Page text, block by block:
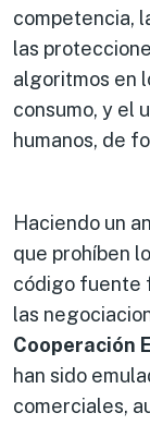
competencia,
las
algoritmos en
consumo, y el
humanos, de
Haciendo un
que prohíben
código fuente
las
Cooperación
han sido
comerciales,